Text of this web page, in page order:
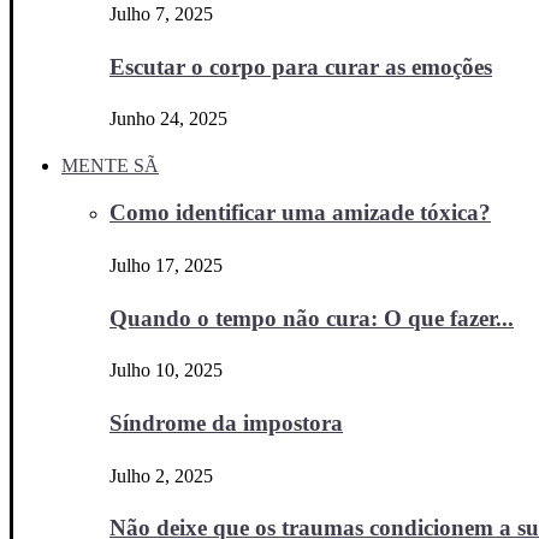
Julho 7, 2025
Escutar o corpo para curar as emoções
Junho 24, 2025
MENTE SÃ
Como identificar uma amizade tóxica?
Julho 17, 2025
Quando o tempo não cura: O que fazer...
Julho 10, 2025
Síndrome da impostora
Julho 2, 2025
Não deixe que os traumas condicionem a